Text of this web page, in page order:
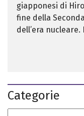
giapponesi di
fine della
dell’era nucleare.
Categorie